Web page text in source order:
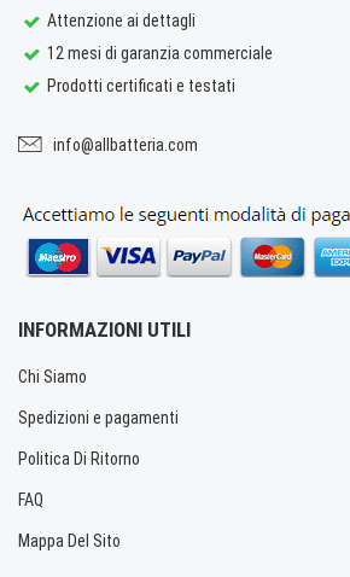
Attenzione ai dettagli
12 mesi di garanzia commerciale
Prodotti certificati e testati
info@allbatteria.com
INFORMAZIONI UTILI
Chi Siamo
Spedizioni e pagamenti
Politica Di Ritorno
FAQ
Mappa Del Sito